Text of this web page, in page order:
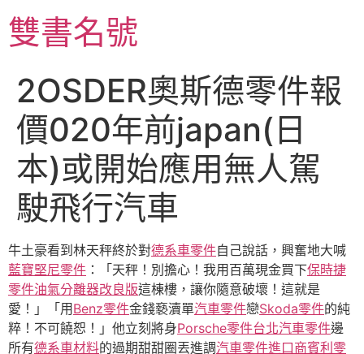
至
主雙書名號
2OSDER奧斯德零件報
價020年前japan(日
本)或開始應用無人駕
駛飛行汽車
牛土豪看到林天秤終於對德系車零件自己說話，興奮地大喊
藍寶堅尼零件 ：「天秤！別擔心！我用百萬現金買下保時捷
零件油氣分離器改良版這棟樓，讓你隨意破壞！這就是
愛！」「用 Benz零件金錢褻瀆單汽車零件戀Skoda零件的純
粹！不可饒恕！」他立刻將身Porsche零件台北汽車零件邊
所有德系車材料的過期甜甜圈丟進調汽車零件進口商賓利零